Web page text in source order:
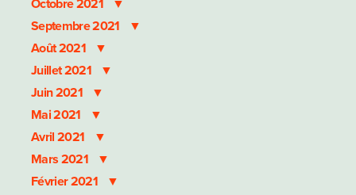
Octobre 2021
Septembre 2021
Août 2021
Juillet 2021
Juin 2021
Mai 2021
Avril 2021
Mars 2021
Février 2021